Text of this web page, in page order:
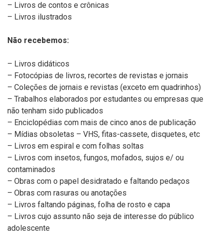
– Livros de contos e crônicas
– Livros ilustrados
Não recebemos:
– Livros didáticos
– Fotocópias de livros, recortes de revistas e jornais
– Coleções de jornais e revistas (exceto em quadrinhos)
– Trabalhos elaborados por estudantes ou empresas que
não tenham sido publicados
– Enciclopédias com mais de cinco anos de publicação
– Mídias obsoletas – VHS, fitas-cassete, disquetes, etc
– Livros em espiral e com folhas soltas
– Livros com insetos, fungos, mofados, sujos e/ ou
contaminados
– Obras com o papel desidratado e faltando pedaços
– Obras com rasuras ou anotações
– Livros faltando páginas, folha de rosto e capa
– Livros cujo assunto não seja de interesse do público
adolescente